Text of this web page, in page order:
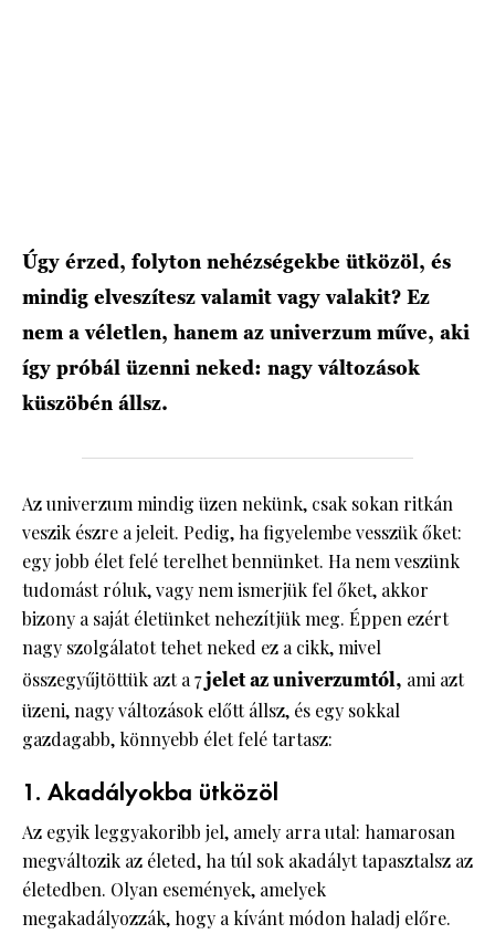
Úgy érzed, folyton nehézségekbe ütközöl, és
mindig elveszítesz valamit vagy valakit? Ez
nem a véletlen, hanem az univerzum műve, aki
így próbál üzenni neked: nagy változások
küszöbén állsz.
Az univerzum mindig üzen nekünk, csak sokan ritkán
veszik észre a jeleit. Pedig, ha figyelembe vesszük őket:
egy jobb élet felé terelhet bennünket. Ha nem veszünk
tudomást róluk, vagy nem ismerjük fel őket, akkor
bizony a saját életünket nehezítjük meg. Éppen ezért
nagy szolgálatot tehet neked ez a cikk, mivel
összegyűjtöttük azt a 7jelet az univerzumtól, ami azt
üzeni, nagy változások előtt állsz, és egy sokkal
gazdagabb, könnyebb élet felé tartasz:
1. Akadályokba ütközöl
Az egyik leggyakoribb jel, amely arra utal: hamarosan
megváltozik az életed, ha túl sok akadályt tapasztalsz az
életedben. Olyan események, amelyek
megakadályozzák, hogy a kívánt módon haladj előre.